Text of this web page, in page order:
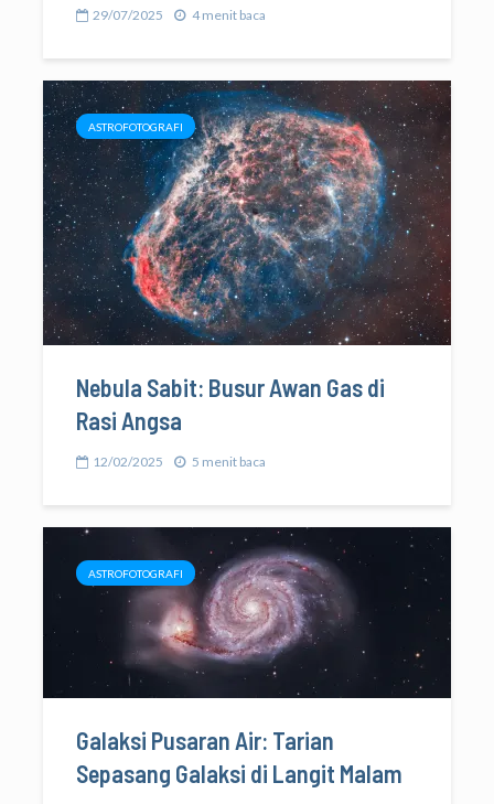
29/07/2025 4 menit baca
ASTROFOTOGRAFI
Nebula Sabit: Busur Awan Gas di
Rasi Angsa
12/02/2025 5 menit baca
ASTROFOTOGRAFI
Galaksi Pusaran Air: Tarian
Sepasang Galaksi di Langit Malam